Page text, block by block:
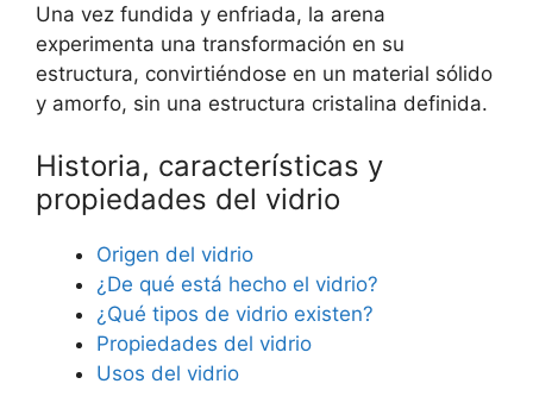
Una vez fundida y enfriada, la arena
experimenta una transformación en su
estructura, convirtiéndose en un material sólido
y amorfo, sin una estructura cristalina definida.
Historia, características y
propiedades del vidrio
Origen del vidrio
¿De qué está hecho el vidrio?
¿Qué tipos de vidrio existen?
Propiedades del vidrio
Usos del vidrio